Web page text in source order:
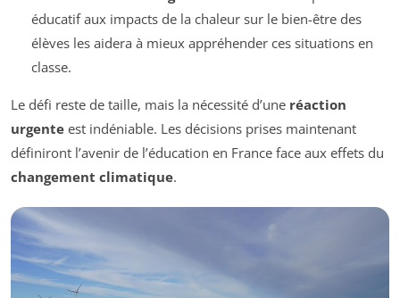
éducatif aux impacts de la chaleur sur le bien-être des
élèves les aidera à mieux appréhender ces situations en
classe.
Le défi reste de taille, mais la nécessité d’une réaction
urgente est indéniable. Les décisions prises maintenant
définiront l’avenir de l’éducation en France face aux effets du
changement climatique.